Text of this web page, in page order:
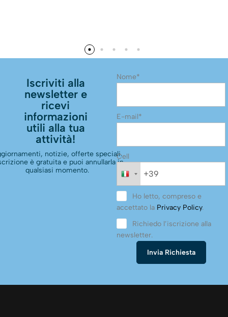
Iscriviti alla
newsletter e
ricevi
informazioni
utili alla tua
attività!
notizie, offerte speciali.
è gratuita e puoi annullarla in
qualsiasi momento.
Nome*
E-mail*
Cell
Ho letto, compreso e
accettato la Privacy Policy.
Richiedo l’iscrizione alla
newsletter.